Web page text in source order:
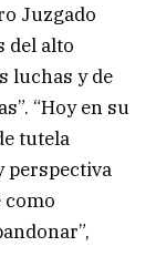
Juzgado
del alto
luchas y de
“Hoy en su
tutela
perspectiva
como